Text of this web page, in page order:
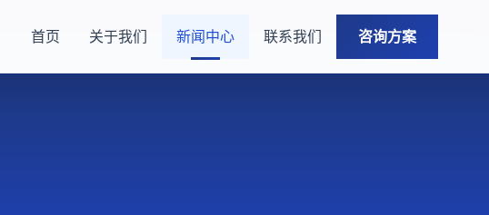
首页 关于我们 新闻中心 联系我们 咨询方案